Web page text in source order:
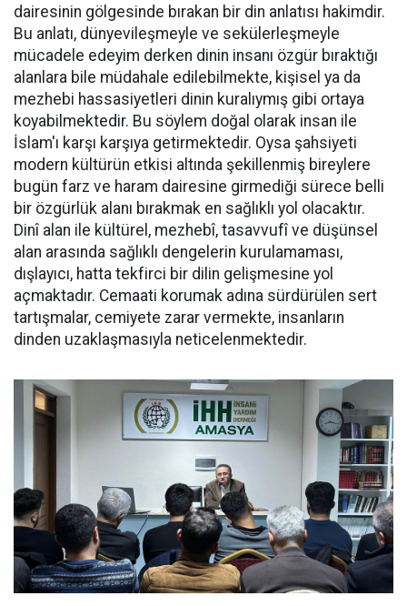
dairesinin gölgesinde bırakan bir din anlatısı hakimdir.
Bu anlatı, dünyevileşmeyle ve sekülerleşmeyle
mücadele edeyim derken dinin insanı özgür bıraktığı
alanlara bile müdahale edilebilmekte, kişisel ya da
mezhebi hassasiyetleri dinin kuralıymış gibi ortaya
koyabilmektedir. Bu söylem doğal olarak insan ile
İslam'ı karşı karşıya getirmektedir. Oysa şahsiyeti
modern kültürün etkisi altında şekillenmiş bireylere
bugün farz ve haram dairesine girmediği sürece belli
bir özgürlük alanı bırakmak en sağlıklı yol olacaktır.
Dinî alan ile kültürel, mezhebî, tasavvufî ve düşünsel
alan arasında sağlıklı dengelerin kurulamaması,
dışlayıcı, hatta tekfirci bir dilin gelişmesine yol
açmaktadır. Cemaati korumak adına sürdürülen sert
tartışmalar, cemiyete zarar vermekte, insanların
dinden uzaklaşmasıyla neticelenmektedir.